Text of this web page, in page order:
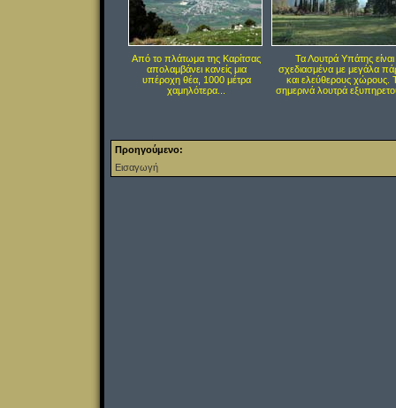
Από το πλάτωμα της Καρίτσας
απολαμβάνει κανείς μια
υπέροχη θέα, 1000 μέτρα
χαμηλότερα...
Τα Λουτρά Υπάτης είναι
σχεδιασμένα με μεγάλα
και ελεύθερους χώρους.
σημερινά λουτρά
Προηγούμενο:
Εισαγωγή